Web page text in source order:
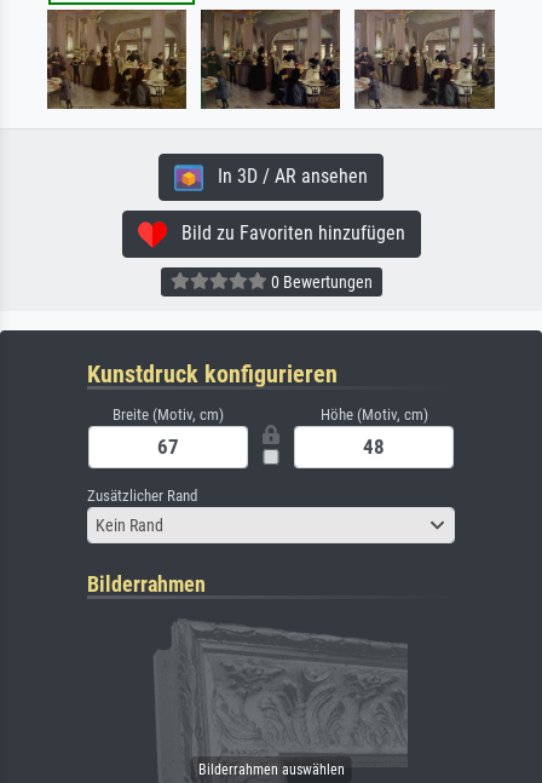
In 3D / AR ansehen
Bild zu Favoriten hinzufügen
0 Bewertungen
Kunstdruck konfigurieren
Breite (Motiv, cm) Höhe (Motiv, cm)
Zusätzlicher Rand
Kein Rand
Bilderrahmen